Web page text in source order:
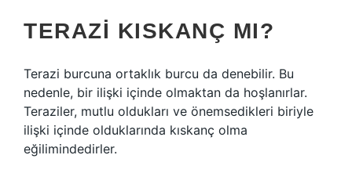
TERAZI KISKANÇ MI?
Terazi burcuna ortaklık burcu da denebilir. Bu
nedenle, bir ilişki içinde olmaktan da hoşlanırlar.
Teraziler, mutlu oldukları ve önemsedikleri biriyle
ilişki içinde olduklarında kıskanç olma
eğilimindedirler.